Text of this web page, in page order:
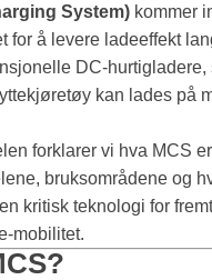
System)kommer
for å levere ladeeffekt
DC-hurtigladere,
kan lades på
forklarer vi hva MCS
bruksområdene og
kritisk teknologi for
mobilitet.